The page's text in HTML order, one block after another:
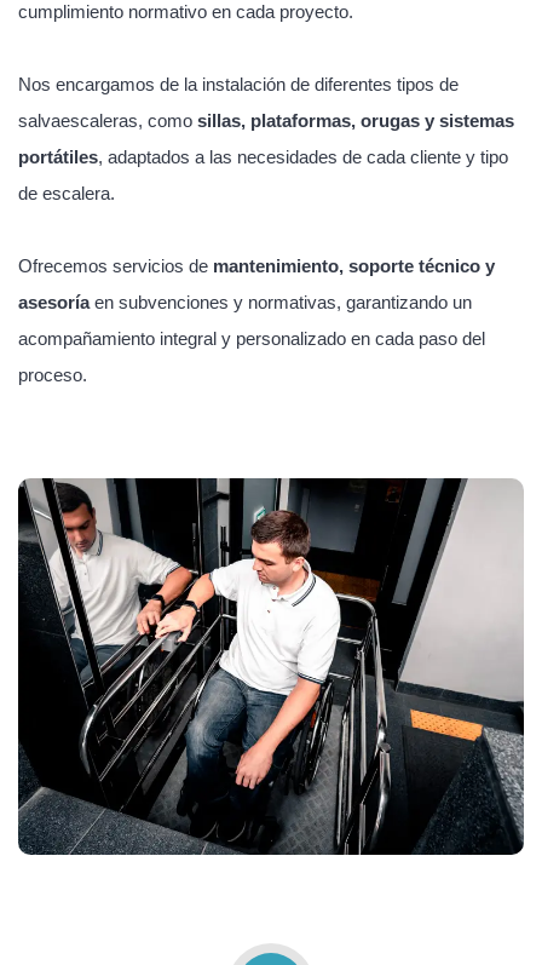
cumplimiento normativo en cada proyecto.
Nos encargamos de la instalación de diferentes tipos de
salvaescaleras, como sillas, plataformas, orugas y sistemas
portátiles, adaptados a las necesidades de cada cliente y tipo
de escalera.
Ofrecemos servicios de mantenimiento, soporte técnico y
asesoríaen subvenciones y normativas, garantizando un
acompañamiento integral y personalizado en cada paso del
proceso.